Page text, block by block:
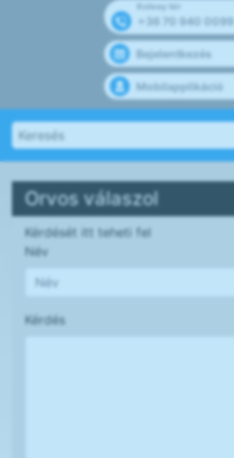
Kolosy tér
+36 70 940 0099
Bejelentkezés
Mobilapplikáció
Orvos válaszol
Kérdését itt teheti fel
Név
Kérdés